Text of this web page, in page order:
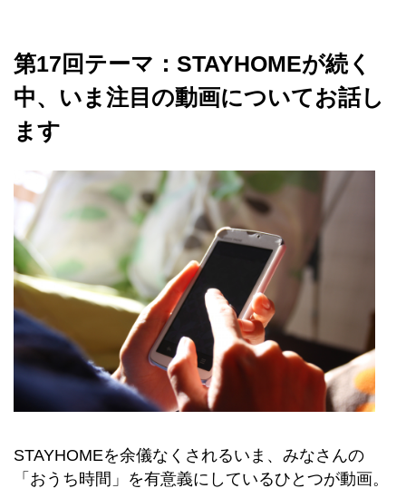
第17回テーマ：STAYHOMEが続く
中、いま注目の動画についてお話し
ます
STAYHOMEを余儀なくされるいま、みなさんの
「おうち時間」を有意義にしているひとつが動画。